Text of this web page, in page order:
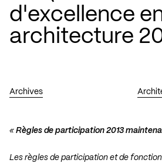
d'excellence
architecture
Archives
« Règles de participation 2013
Les règles de participation et de